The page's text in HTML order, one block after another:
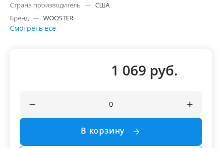
Страна производитель — США
Бренд — WOOSTER
Смотреть все
1 069 руб.
В корзину